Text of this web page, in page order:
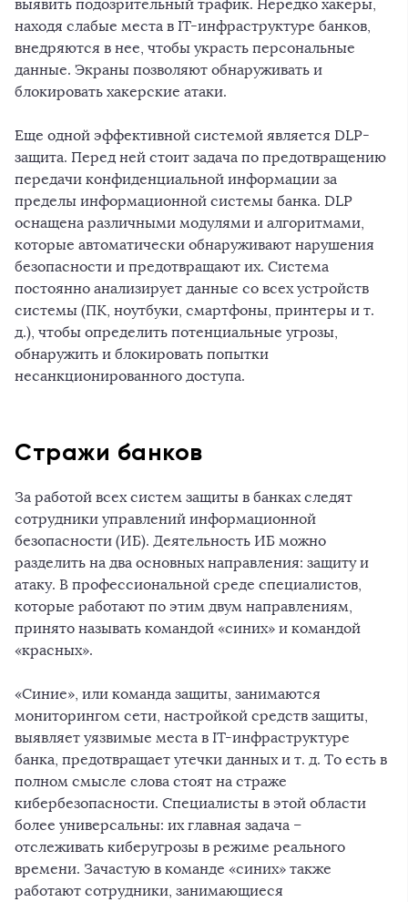
выявить подозрительный трафик. Нередко хакеры,
находя слабые места в IT-инфраструктуре банков,
внедряются в нее, чтобы украсть персональные
данные. Экраны позволяют обнаруживать и
блокировать хакерские атаки.
Еще одной эффективной системой является DLP-
защита. Перед ней стоит задача по предотвращению
передачи конфиденциальной информации за
пределы информационной системы банка. DLP
оснащена различными модулями и алгоритмами,
которые автоматически обнаруживают нарушения
безопасности и предотвращают их. Система
постоянно анализирует данные со всех устройств
системы (ПК, ноутбуки, смартфоны, принтеры и т.
д.), чтобы определить потенциальные угрозы,
обнаружить и блокировать попытки
несанкционированного доступа.
Стражи банков
За работой всех систем защиты в банках следят
сотрудники управлений информационной
безопасности (ИБ). Деятельность ИБ можно
разделить на два основных направления: защиту и
атаку. В профессиональной среде специалистов,
которые работают по этим двум направлениям,
принято называть командой «синих» и командой
«красных».
«Синие», или команда защиты, занимаются
мониторингом сети, настройкой средств защиты,
выявляет уязвимые места в IT-инфраструктуре
банка, предотвращает утечки данных и т. д. То есть в
полном смысле слова стоят на страже
кибербезопасности. Специалисты в этой области
более универсальны: их главная задача –
отслеживать киберугрозы в режиме реального
времени. Зачастую в команде «синих» также
работают сотрудники, занимающиеся